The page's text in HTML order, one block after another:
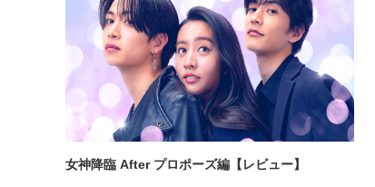
女神降臨 After プロポーズ編【レビュー】